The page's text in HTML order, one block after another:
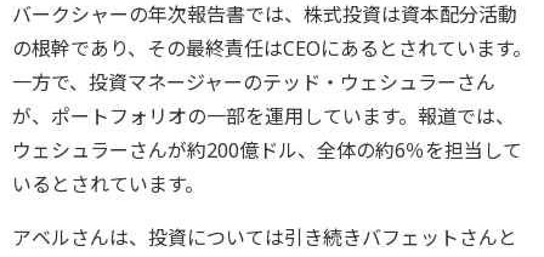
バークシャーの年次報告書では、株式投資は資本配分活動
の根幹であり、その最終責任はCEOにあるとされています。
一方で、投資マネージャーのテッド・ウェシュラーさん
が、ポートフォリオの一部を運用しています。報道では、
ウェシュラーさんが約200億ドル、全体の約6％を担当して
いるとされています。
アベルさんは、投資については引き続きバフェットさんと